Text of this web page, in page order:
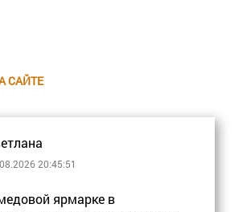
САЙТЕ
20:45:51
ярмарке в